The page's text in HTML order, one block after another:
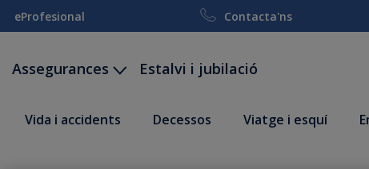
eProfesional Contacta'ns
Assegurances Estalvi i jubilació
Vida i accidents Decessos Viatge i esquí